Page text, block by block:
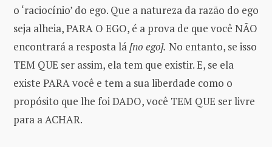
o ‘raciocínio’ do ego. Que a natureza da razão do ego
seja alheia, PARA O EGO, é a prova de que você NÃO
encontrará a resposta lá[no ego]. No entanto, se isso
TEM QUE ser assim, ela tem que existir. E, se ela
existe PARA você e tem a sua liberdade como o
propósito que lhe foi DADO, você TEM QUE ser livre
para a ACHAR.